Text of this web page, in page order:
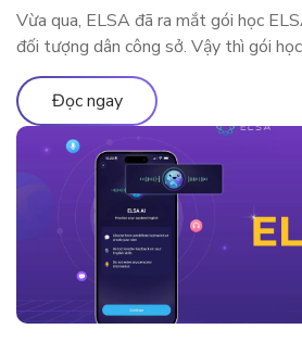
Vừa qua, ELSA đã ra mắt gói học
đối tượng dân công sở. Vậy thì gói
gì? Vì sao ELSA Premium lại phù hợp
cùng tìm hiểu qua bài viết sau nhé!
Đọc ngay